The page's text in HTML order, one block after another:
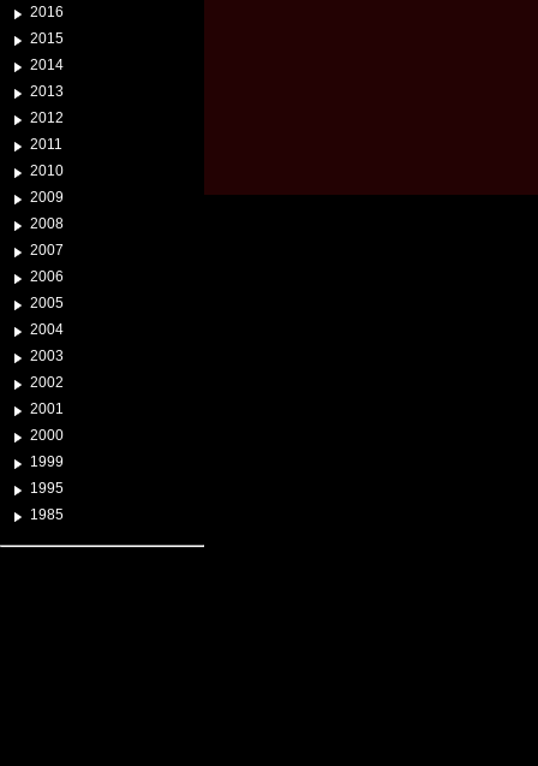
2016
2015
2014
2013
2012
2011
2010
2009
2008
2007
2006
2005
2004
2003
2002
2001
2000
1999
1995
1985